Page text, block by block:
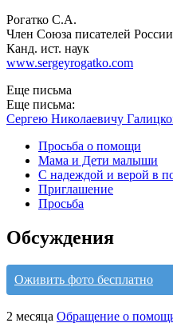
Рогатко С.А.
Член Союза писателей России
Канд. ист. наук
www.sergeyrogatko.com
Еще письма
Еще письма:
Cергею Николаевичу
Просьба о помощи
Мама и Дети малыши
С надеждой и верой в
Приглашение
Просьба
Обсуждения
Оживить фото бесплатно
2 месяца Обращение о